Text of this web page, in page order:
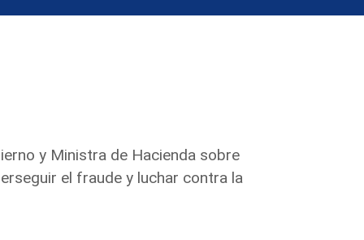
y Ministra de Hacienda sobre
el fraude y luchar contra la